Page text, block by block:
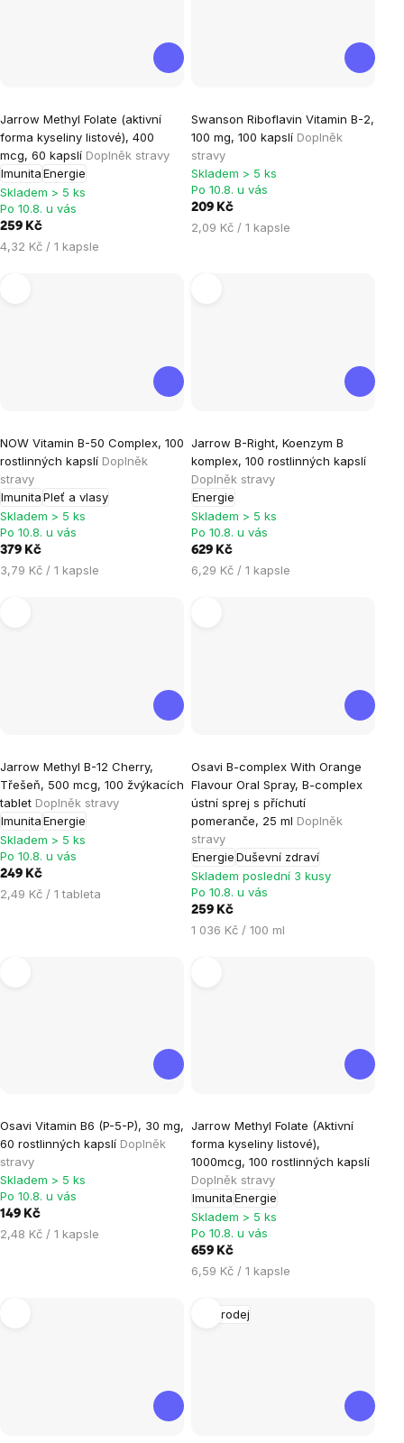
Jarrow Methyl Folate (aktivní
forma kyseliny listové), 400
mcg, 60 kapslí Doplněk stravy
ImunitaEnergie
hodnocení
produktu
je
5,0
z
hvězdiček.
Skladem > 5 ks
Po 10.8. u vás
259 Kč
Měrná
4,32 Kč / 1 kapsle
Swanson Riboflavin Vitamin B-2,
100 mg, 100 kapslí Doplněk
stravy
hodnocení
produktu
je
5,0
z
5
Skladem > 5 ks
Po 10.8. u vás
209 Kč
Měrná
2,09 Kč / 1 kapsle
NOW Vitamin B-50 Complex, 100
rostlinných kapslí Doplněk
stravy
ImunitaPleť a vlasy
Skladem > 5 ks
Po 10.8. u vás
379 Kč
Měrná
3,79 Kč / 1 kapsle
Jarrow B-Right, Koenzym B
komplex, 100 rostlinných kapslí
Doplněk stravy
Energie
hodnocení
produktu
je
5,0
z
5
hvězdiček.
Skladem > 5 ks
Po 10.8. u vás
629 Kč
Měrná
6,29 Kč / 1 kapsle
Jarrow Methyl B-12 Cherry,
Třešeň, 500 mcg, 100 žvýkacích
tablet Doplněk stravy
ImunitaEnergie
hodnocení
produktu
je
5,0
z
5
hvězdiček.
Skladem > 5 ks
Po 10.8. u vás
249 Kč
Měrná
2,49 Kč / 1 tableta
Osavi B-complex With Orange
Flavour Oral Spray, B-complex
ústní sprej s příchutí
pomeranče, 25 ml Doplněk
stravy
EnergieDuševní zdraví
Skladem poslední 3 kusy
Po 10.8. u vás
259 Kč
Měrná
1 036 Kč / 100 ml
Osavi Vitamin B6 (P-5-P), 30 mg,
60 rostlinných kapslí Doplněk
stravy
Skladem > 5 ks
Po 10.8. u vás
149 Kč
Měrná
2,48 Kč / 1 kapsle
Jarrow Methyl Folate (Aktivní
forma kyseliny listové),
1000mcg, 100 rostlinných kapslí
Doplněk stravy
ImunitaEnergie
hodnocení
produktu
je
5,0
z
5
hvězdiček.
Skladem > 5 ks
Po 10.8. u vás
659 Kč
Měrná
6,59 Kč / 1 kapsle
Výprodej